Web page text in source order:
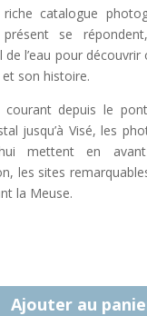
catalogue
se
de l’eau pour découvrir
son histoire.
courant depuis le
jusqu’à Visé, les
mettent en
les sites
la Meuse.
Ajouter au